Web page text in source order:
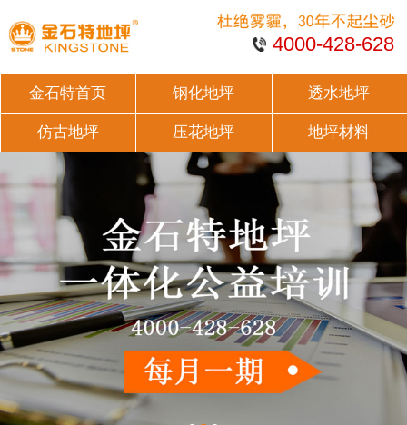
4000-428-628
金石特首页 钢化地坪 透水地坪
仿古地坪 压花地坪 地坪材料